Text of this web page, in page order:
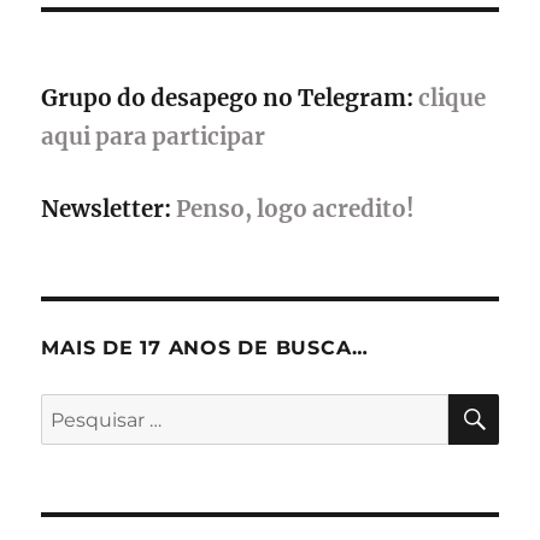
Nintendo
Grupo do desapego no Telegram: clique
aqui para participar
Newsletter: Penso, logo acredito!
MAIS DE 17 ANOS DE BUSCA…
Pesquisar
por: